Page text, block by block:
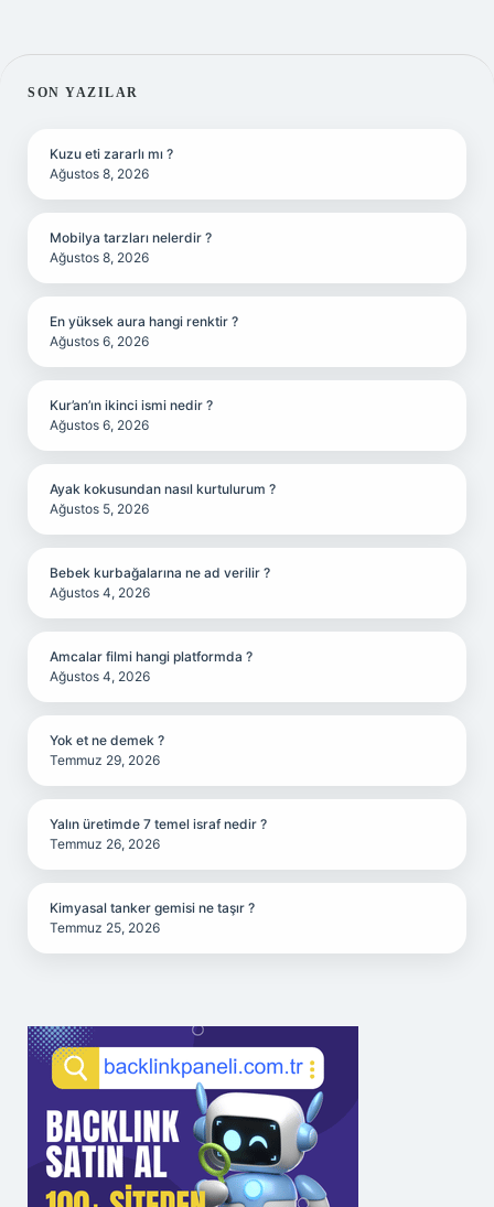
SIDEBAR
SON YAZILAR
Kuzu eti zararlı mı ?
Ağustos 8, 2026
Mobilya tarzları nelerdir ?
Ağustos 8, 2026
En yüksek aura hangi renktir ?
Ağustos 6, 2026
Kur’an’ın ikinci ismi nedir ?
Ağustos 6, 2026
Ayak kokusundan nasıl kurtulurum ?
Ağustos 5, 2026
Bebek kurbağalarına ne ad verilir ?
Ağustos 4, 2026
Amcalar filmi hangi platformda ?
Ağustos 4, 2026
Yok et ne demek ?
Temmuz 29, 2026
Yalın üretimde 7 temel israf nedir ?
Temmuz 26, 2026
Kimyasal tanker gemisi ne taşır ?
Temmuz 25, 2026